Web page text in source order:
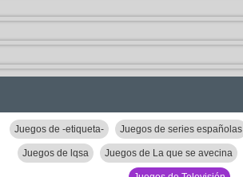
Juegos de -etiqueta- Juegos de series españolas
Juegos de lqsa Juegos de La que se avecina